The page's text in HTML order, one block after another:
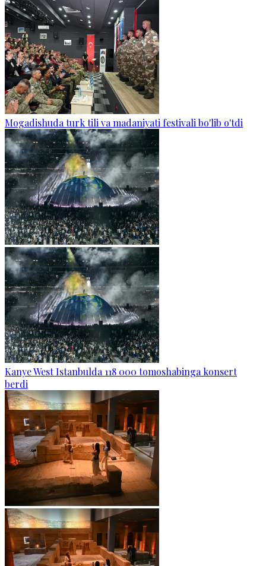
Mogadishuda turk tili va madaniyati festivali bo'lib o'tdi
Kanye West Istanbulda 118 000 tomoshabinga konsert
berdi